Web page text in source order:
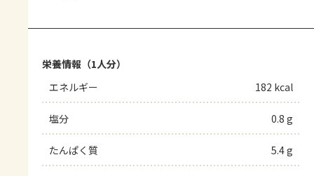
栄養情報（1人分）
エネルギー
182 kcal
塩分 0.8 g
たんぱく質 5.4 g